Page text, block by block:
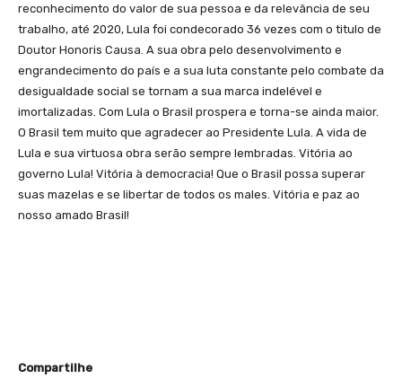
reconhecimento do valor de sua pessoa e da relevância de seu
trabalho, até 2020, Lula foi condecorado 36 vezes com o titulo de
Doutor Honoris Causa. A sua obra pelo desenvolvimento e
engrandecimento do país e a sua luta constante pelo combate da
desigualdade social se tornam a sua marca indelével e
imortalizadas. Com Lula o Brasil prospera e torna-se ainda maior.
O Brasil tem muito que agradecer ao Presidente Lula. A vida de
Lula e sua virtuosa obra serão sempre lembradas. Vitória ao
governo Lula! Vitória à democracia! Que o Brasil possa superar
suas mazelas e se libertar de todos os males. Vitória e paz ao
nosso amado Brasil!
Compartilhe